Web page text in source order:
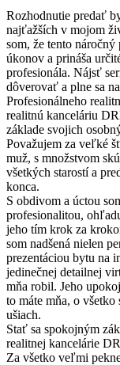
Rozhodnutie predať
najťažších v mojom
som, že tento
úkonov a prináša
profesionála. Nájsť
dôverovať a plne sa
Profesionálneho
realitnú kanceláriu
základe svojich
Považujem za veľké
muž, s množstvom
všetkých starostí a
konca.
S obdivom a úctou
profesionalitou,
jeho tím krok za
som nadšená nielen
prezentáciou bytu na
jedinečnej detailnej
mňa robil. Jeho
to máte mňa, o
ušiach.
Stať sa spokojným
realitnej kancelárie
Za všetko veľmi